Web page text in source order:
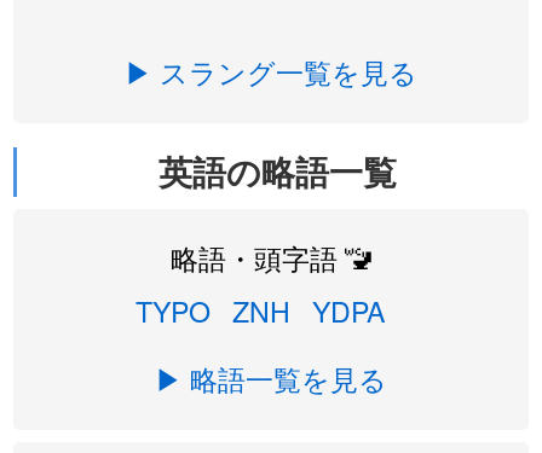
▶ スラング一覧を見る
英語の略語一覧
略語・頭字語 🚾
TYPO ZNH YDPA
▶ 略語一覧を見る